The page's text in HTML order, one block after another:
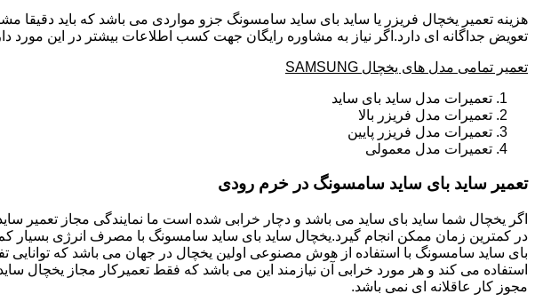
هزینه تعمیر یخچال فریزر یا ساید بای ساید سامسونگ جزو مواردی می باشد که باید
تعویض جداگانه ای دارد.اگر نیاز به مشاوره رایگان جهت کسب اطلاعات بیشتر در این
تعمیر تمامی مدل های یخچال SAMSUNG
تعمیرات مدل ساید بای ساید
تعمیرات مدل فریزر بالا
تعمیرات مدل فریزر پایین
تعمیرات مدل معمولی
تعمیر ساید بای ساید سامسونگ در خرم رودی
بای ساید سامسونگ با استفاده از هوش مصنوعی اولین یخچال در جهان می باشد که
استفاده می کند و هر مورد خرابی آن نیازمند این می باشد که فقط تعمیرکار مجاز یخچال
مجوز کار عاقلانه ای نمی باشد.